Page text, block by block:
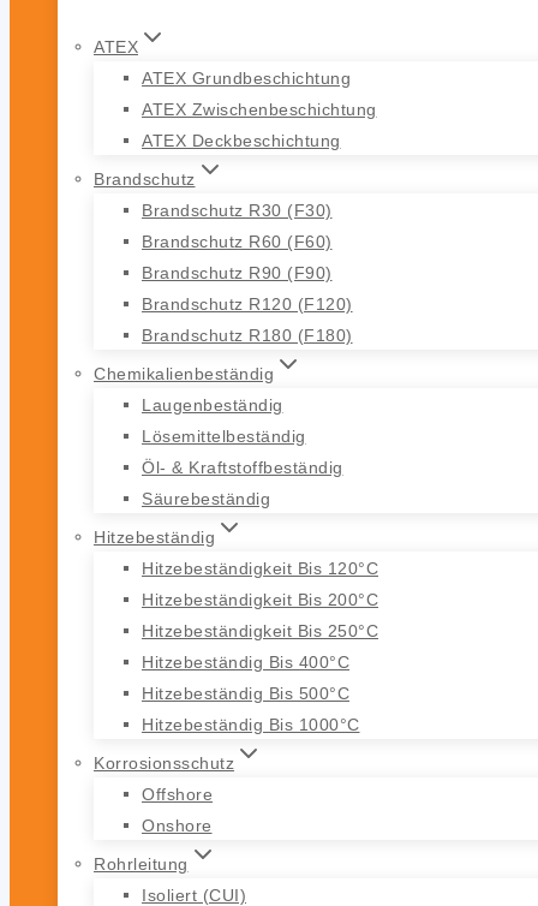
ATEX
ATEX Grundbeschichtung
ATEX Zwischenbeschichtung
ATEX Deckbeschichtung
Brandschutz
Brandschutz R30 (F30)
Brandschutz R60 (F60)
Brandschutz R90 (F90)
Brandschutz R120 (F120)
Brandschutz R180 (F180)
Chemikalienbeständig
Laugenbeständig
Lösemittelbeständig
Öl- & Kraftstoffbeständig
Säurebeständig
Hitzebeständig
Hitzebeständigkeit Bis 120°C
Hitzebeständigkeit Bis 200°C
Hitzebeständigkeit Bis 250°C
Hitzebeständig Bis 400°C
Hitzebeständig Bis 500°C
Hitzebeständig Bis 1000°C
Korrosionsschutz
Offshore
Onshore
Rohrleitung
Isoliert (CUI)